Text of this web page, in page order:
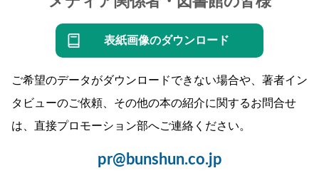
表紙画像のダウンロード
ご希望のデータがダウンロードできない場合や、著者イン
タビューのご依頼、その他の本の紹介に関するお問合せ
は、直接プロモーション部へご連絡ください。
pr@bunshun.co.jp